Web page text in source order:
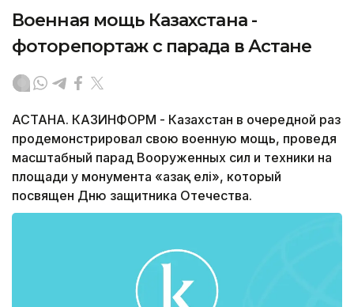
Военная мощь Казахстана -
фоторепортаж с парада в Астане
АСТАНА. КАЗИНФОРМ - Казахстан в очередной раз
продемонстрировал свою военную мощь, проведя
масштабный парад Вооруженных сил и техники на
площади у монумента «Қазақ елі», который
посвящен Дню защитника Отечества.